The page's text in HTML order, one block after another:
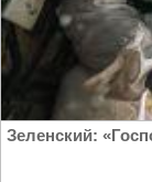
Зеленский: